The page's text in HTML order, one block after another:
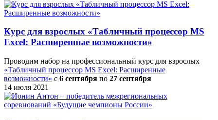
Курс для взрослых «Табличный процессор MS
Excel: Расширенные возможности»
Проводим набор на профессиональный курс для взрослых
«Табличный процессор MS Excel: Расширенные
возможности» c 6 сентября по 27 сентября
14 июля 2021